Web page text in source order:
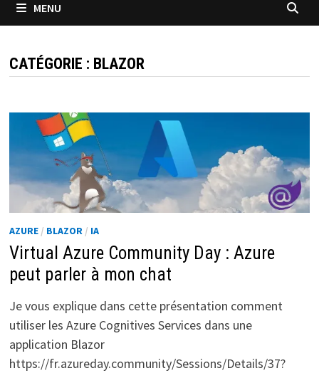
MENU
CATÉGORIE : BLAZOR
AZURE/ BLAZOR/ IA
Virtual Azure Community Day : Azure
peut parler à mon chat
Je vous explique dans cette présentation comment
utiliser les Azure Cognitives Services dans une
application Blazor
https://fr.azureday.community/Sessions/Details/37?